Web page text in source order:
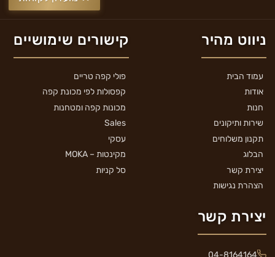
ניווט מהיר
עמוד הבית
אודות
חנות
שירות ותיקונים
תקנון משלוחים
הבלוג
יצירת קשר
הצהרת נגישות
קישורים שימושיים
פולי קפה טריים
קפסולות לפי מכונת קפה
מכונות קפה ומטחנות
Sales
עסקי
מקינטות – MOKA
סל קניות
יצירת קשר
04-8164164